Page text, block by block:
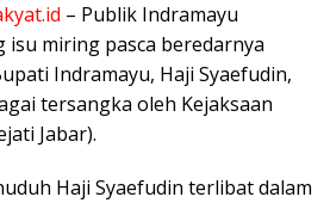
– Publik Indramayu
isu miring pasca beredarnya
Indramayu, Haji Syaefudin,
tersangka oleh Kejaksaan
Jabar).
Haji Syaefudin terlibat dalam